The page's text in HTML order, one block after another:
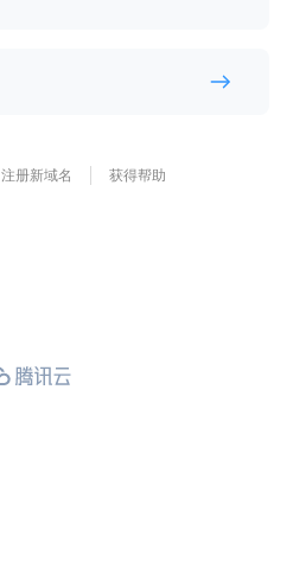
注册新域名 获得帮助